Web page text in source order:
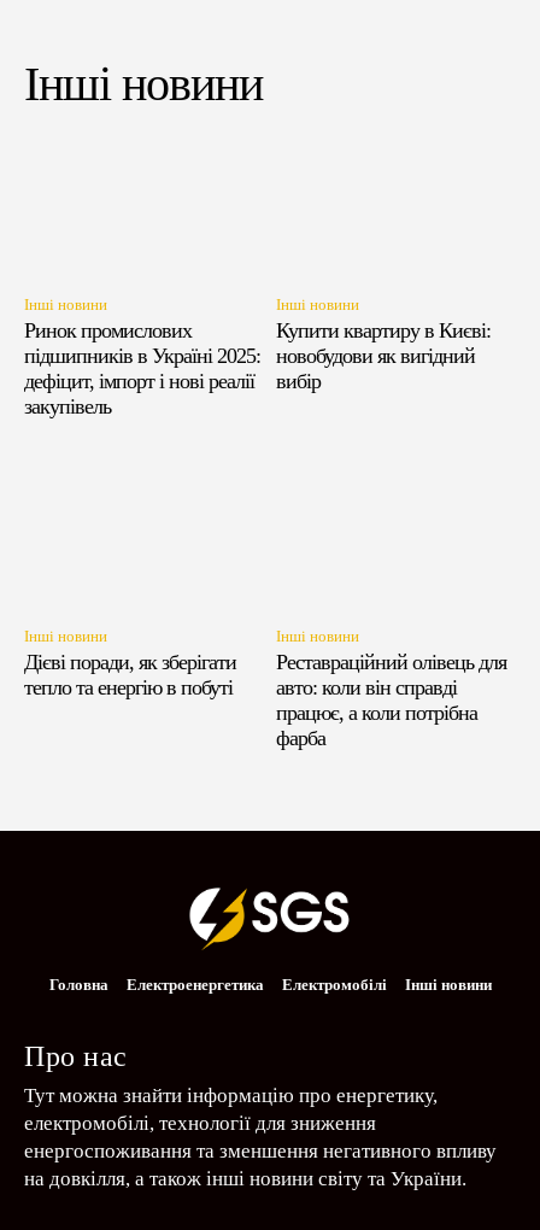
Інші новини
Інші новини
Ринок промислових
підшипників в Україні 2025:
дефіцит, імпорт і нові реалії
закупівель
Інші новини
Купити квартиру в Києві:
новобудови як вигідний
вибір
Інші новини
Дієві поради, як зберігати
тепло та енергію в побуті
Інші новини
Реставраційний олівець для
авто: коли він справді
працює, а коли потрібна
фарба
Головна Електроенергетика Електромобілі Інші новини
Про нас
Тут можна знайти інформацію про енергетику,
електромобілі, технології для зниження
енергоспоживання та зменшення негативного впливу
на довкілля, а також інші новини світу та України.